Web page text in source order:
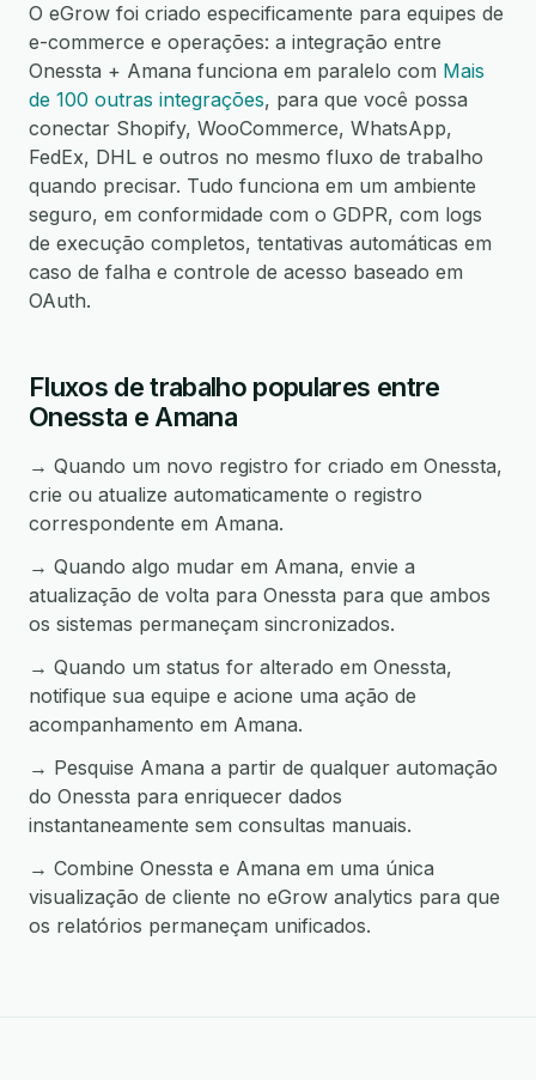
O eGrow foi criado especificamente para equipes de
e-commerce e operações: a integração entre
Onessta + Amana funciona em paralelo com Mais
de 100 outras integrações, para que você possa
conectar Shopify, WooCommerce, WhatsApp,
FedEx, DHL e outros no mesmo fluxo de trabalho
quando precisar. Tudo funciona em um ambiente
seguro, em conformidade com o GDPR, com logs
de execução completos, tentativas automáticas em
caso de falha e controle de acesso baseado em
OAuth.
Fluxos de trabalho populares entre
Onessta e Amana
→ Quando um novo registro for criado em Onessta,
crie ou atualize automaticamente o registro
correspondente em Amana.
→ Quando algo mudar em Amana, envie a
atualização de volta para Onessta para que ambos
os sistemas permaneçam sincronizados.
→ Quando um status for alterado em Onessta,
notifique sua equipe e acione uma ação de
acompanhamento em Amana.
→ Pesquise Amana a partir de qualquer automação
do Onessta para enriquecer dados
instantaneamente sem consultas manuais.
→ Combine Onessta e Amana em uma única
visualização de cliente no eGrow analytics para que
os relatórios permaneçam unificados.